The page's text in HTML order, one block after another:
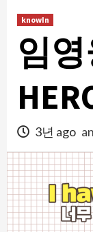
knowIn
임
3년 ago